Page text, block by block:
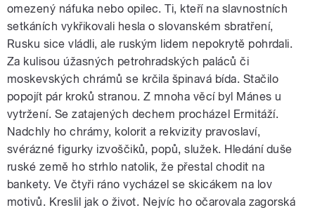
omezený náfuka nebo opilec. Ti, kteří na slavnostních
setkáních vykřikovali hesla o slovanském sbratření,
Rusku sice vládli, ale ruským lidem nepokrytě pohrdali.
Za kulisou úžasných petrohradských paláců či
moskevských chrámů se krčila špinavá bída. Stačilo
popojít pár kroků stranou. Z mnoha věcí byl Mánes u
vytržení. Se zatajených dechem procházel Ermitáží.
Nadchly ho chrámy, kolorit a rekvizity pravoslaví,
svérázné figurky izvoščiků, popů, služek. Hledání duše
ruské země ho strhlo natolik, že přestal chodit na
bankety. Ve čtyři ráno vycházel se skicákem na lov
motivů. Kreslil jak o život. Nejvíc ho očarovala zagorská